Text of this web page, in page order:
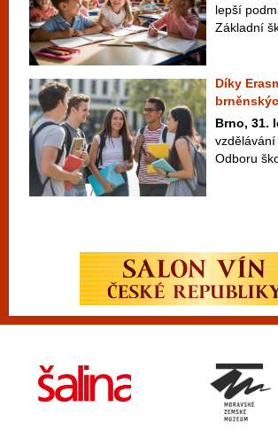
lepší
Základní
Díky
Brno, 31.
Odboru